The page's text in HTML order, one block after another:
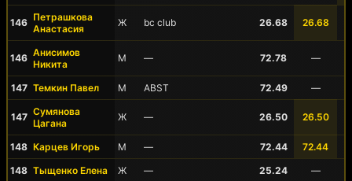
146 Петрашкова
Анастасия
Ж bc club 26.68 26.68
146 Анисимов
Никита
М — 72.78 —
147 Темкин Павел М ABST 72.49 —
147 Сумянова
Цагана
Ж — 26.50 26.50
148 Карцев Игорь М — 72.44
72.44
148 Тыщенко Елена Ж — 25.24 —